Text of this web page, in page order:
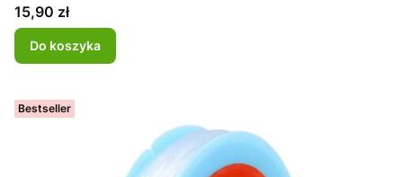
Cena
15,90 zł
Do koszyka
Bestseller